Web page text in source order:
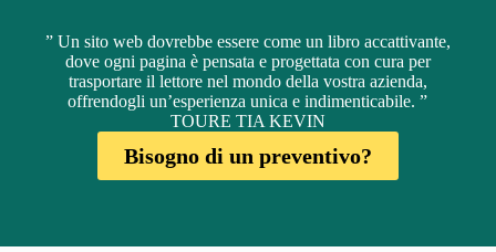
” Un sito web dovrebbe essere come un libro accattivante,
dove ogni pagina è pensata e progettata con cura per
trasportare il lettore nel mondo della vostra azienda,
offrendogli un’esperienza unica e indimenticabile. ”
TOURE TIA KEVIN
Bisogno di un preventivo?